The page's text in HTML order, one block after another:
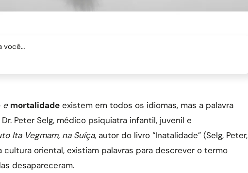
você…
e mortalidade existem em todos os idiomas, mas a palavra
Peter Selg, médico psiquiatra infantil, juvenil e
Ita Vegmam, na Suíça, autor do livro “Inatalidade” (Selg, Peter,
cultura oriental, existiam palavras para descrever o termo
desapareceram.